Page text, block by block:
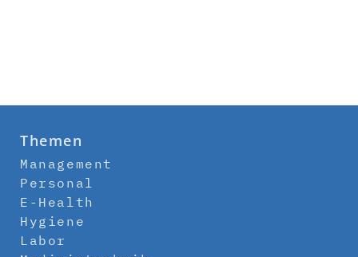
Themen
Management
Personal
E-Health
Hygiene
Labor